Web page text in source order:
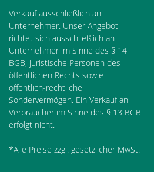
Verkauf ausschließlich an
Unternehmer. Unser Angebot
richtet sich ausschließlich an
Unternehmer im Sinne des § 14
BGB, juristische Personen des
öffentlichen Rechts sowie
öffentlich-rechtliche
Sondervermögen. Ein Verkauf an
Verbraucher im Sinne des § 13 BGB
erfolgt nicht.
*Alle Preise zzgl. gesetzlicher MwSt.